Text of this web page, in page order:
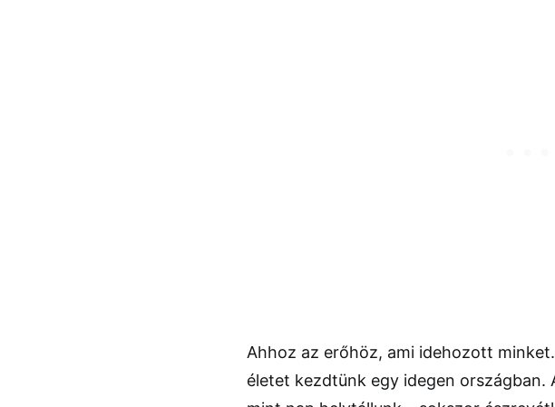
Ahhoz az erőhöz, ami idehozott
életet kezdtünk egy idegen országban.